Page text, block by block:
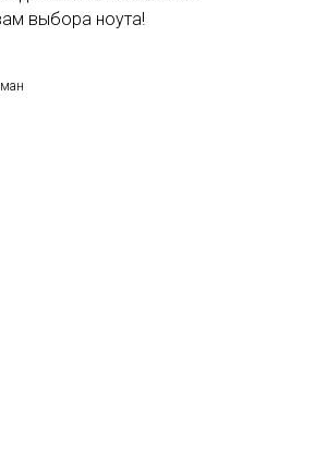
выбора ноута!